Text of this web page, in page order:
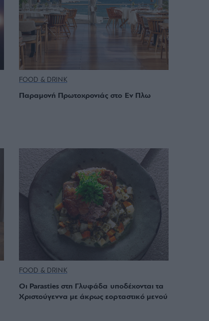
FOOD & DRINK
Παραμονή Πρωτοχρονιάς στο Εν Πλω
FOOD & DRINK
Οι Parasties στη Γλυφάδα υποδέχονται τα
Χριστούγεννα με άκρως εορταστικό μενού